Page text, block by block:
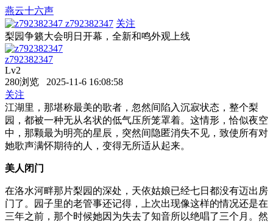
燕云十六声
z792382347 关注
梨园争籁大会明日开幕，全新和鸣外观上线
z792382347
Lv2
280浏览 2025-11-6 16:08:58
关注
江湖里，那堪称最美的歌者，忽然间陷入沉寂状态，整个梨
园，都被一种无从名状的低气压所笼罩着。这情形，恰似夜空
中，那颗最为明亮的星辰，突然间隐匿消失不见，致使所有对
她歌声满怀期待的人，变得无所适从起来。
美人闭门
在洛水河畔那片梨园的深处，天依姑娘已经七日都没有迈出房
门了。园子里的老管事还记得，上次出现像这样的情况还是在
三年之前，那个时候她因为失去了知音所以绝唱了三个月。然